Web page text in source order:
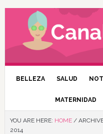
BELLEZA SALUD
MATERNIDAD
YOU ARE HERE: HOME /
2014